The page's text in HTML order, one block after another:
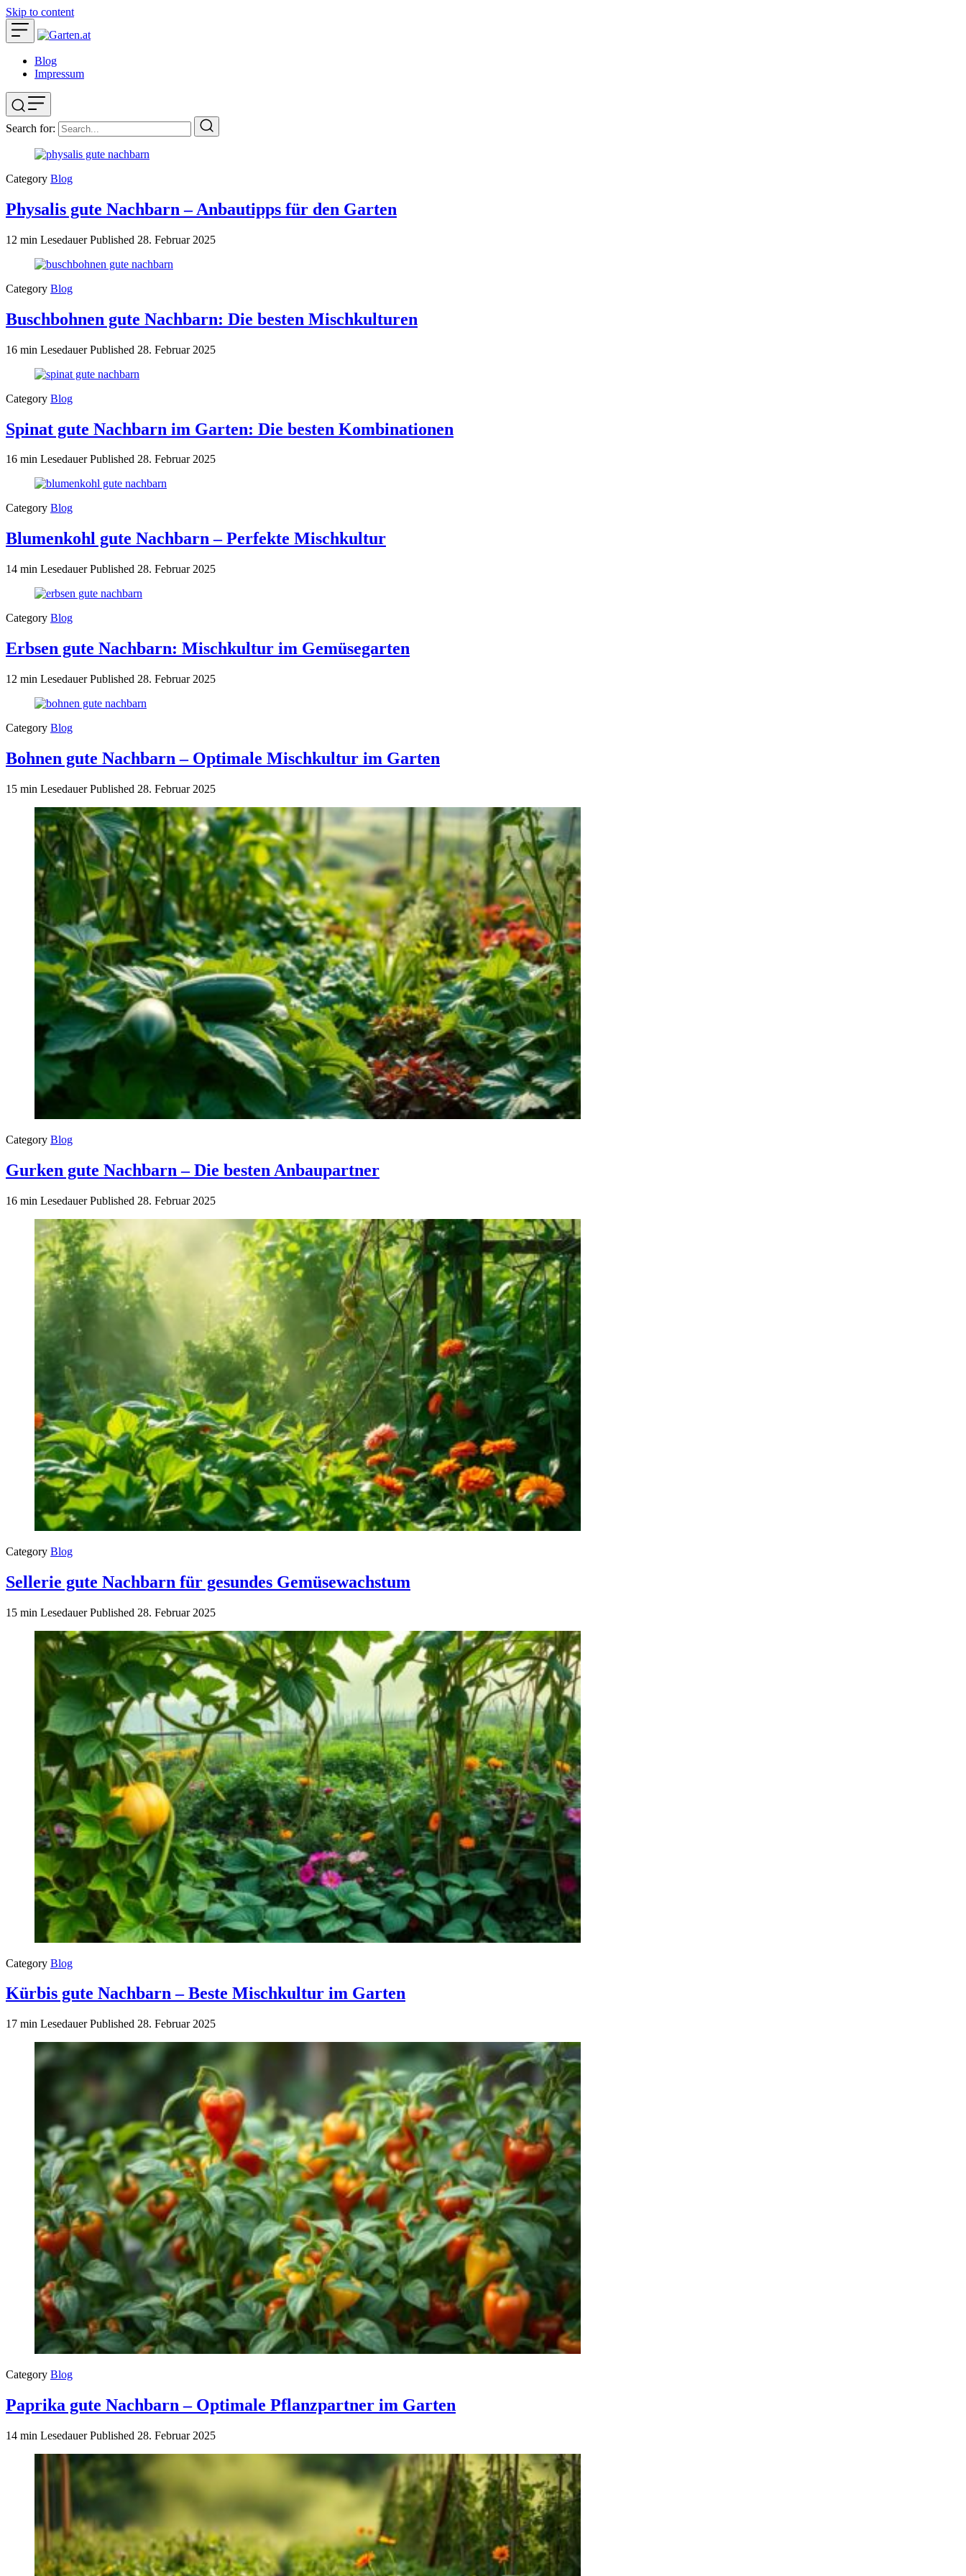
Skip to content
Blog
Impressum
Search for:
Category Blog
Physalis gute Nachbarn – Anbautipps für den Garten
12 min LesedauerPublished 28. Februar 2025
Category Blog
Buschbohnen gute Nachbarn: Die besten Mischkulturen
16 min LesedauerPublished 28. Februar 2025
Category Blog
Spinat gute Nachbarn im Garten: Die besten Kombinationen
16 min LesedauerPublished 28. Februar 2025
Category Blog
Blumenkohl gute Nachbarn – Perfekte Mischkultur
14 min LesedauerPublished 28. Februar 2025
Category Blog
Erbsen gute Nachbarn: Mischkultur im Gemüsegarten
12 min LesedauerPublished 28. Februar 2025
Category Blog
Bohnen gute Nachbarn – Optimale Mischkultur im Garten
15 min LesedauerPublished 28. Februar 2025
Category Blog
Gurken gute Nachbarn – Die besten Anbaupartner
16 min LesedauerPublished 28. Februar 2025
Category Blog
Sellerie gute Nachbarn für gesundes Gemüsewachstum
15 min LesedauerPublished 28. Februar 2025
Category Blog
Kürbis gute Nachbarn – Beste Mischkultur im Garten
17 min LesedauerPublished 28. Februar 2025
Category Blog
Paprika gute Nachbarn – Optimale Pflanzpartner im Garten
14 min LesedauerPublished 28. Februar 2025